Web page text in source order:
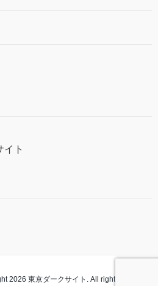
イト
2026 東京ダークサイト. All rights reserved.